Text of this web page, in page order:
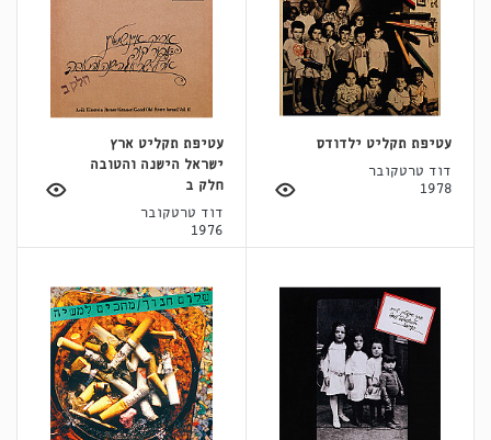
עטיפת תקליט ילדודס
דוד טרטקובר
1978
עטיפת תקליט ארץ
ישראל הישנה והטובה
חלק ב
דוד טרטקובר
1976